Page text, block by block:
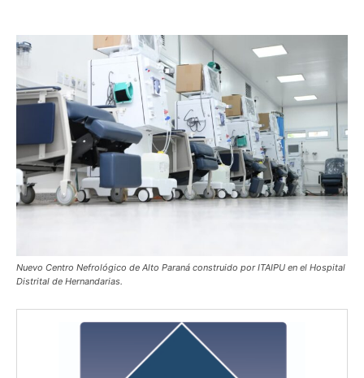
Nuevo Centro Nefrológico de Alto Paraná construido por ITAIPU en el Hospital
Distrital de Hernandarias.